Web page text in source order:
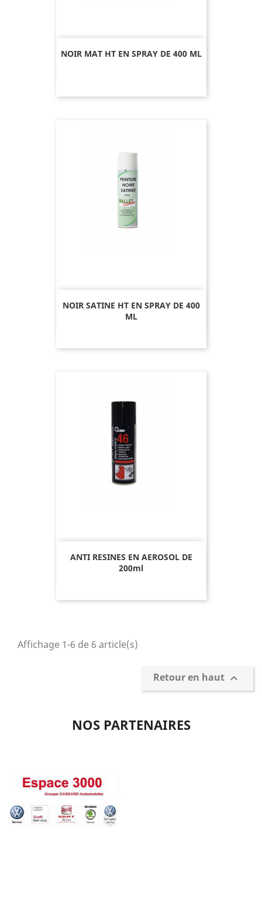
NOIR MAT HT EN SPRAY DE 400 ML
NOIR SATINE HT EN SPRAY DE 400
ML
ANTI RESINES EN AEROSOL DE
200ml
Affichage 1-6 de 6 article(s)
Retour en haut 
NOS PARTENAIRES